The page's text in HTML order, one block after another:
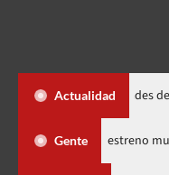
Actualidad
facultades de imponer
Gente
«Godzilla Minus Zero»